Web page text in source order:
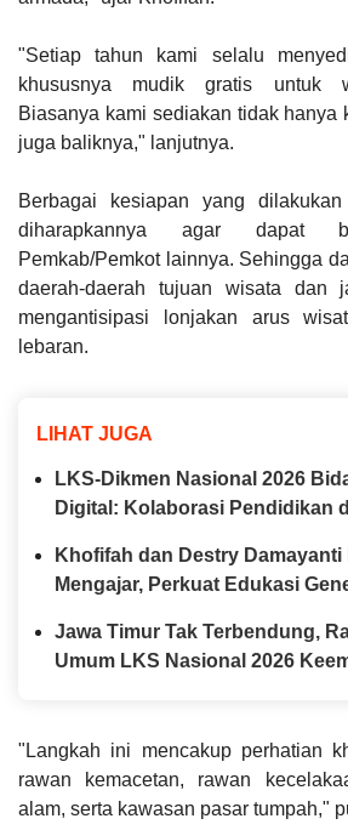
"Setiap tahun kami selalu
khususnya mudik gratis untuk
Biasanya kami sediakan tidak hanya
juga baliknya," lanjutnya.
Berbagai kesiapan yang
diharapkannya agar dapat
Pemkab/Pemkot lainnya. Sehingga
daerah-daerah tujuan wisata dan
mengantisipasi lonjakan arus
lebaran.
LIHAT JUGA
LKS-Dikmen Nasional 2026
Digital: Kolaborasi Pendidikan
Khofifah dan Destry Damayanti
Mengajar, Perkuat Edukasi
Jatim
Jawa Timur Tak Terbendung,
Umum LKS Nasional 2026
"Langkah ini mencakup perhatian
rawan kemacetan, rawan
alam, serta kawasan pasar tumpah,"